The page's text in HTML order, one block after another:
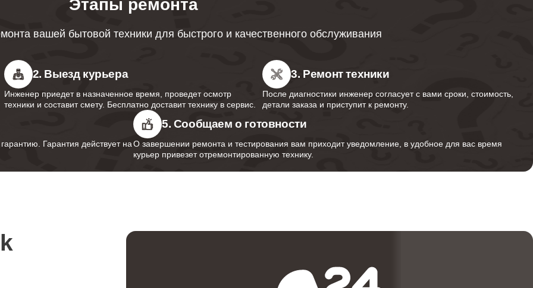
от 90 минут
600
от 120 минут
500
Этапы ремонта
вашей бытовой техники для быстрого и качественного обслуживания
2. Выезд курьера
Инженер приедет в назначенное время, проведет осмотр
техники и составит смету. Бесплатно доставит технику в сервис.
3. Ремонт техники
После диагностики инженер согласует с вами сроки, стоимость,
детали заказа и приступит к ремонту.
Гарантия действует на
5. Сообщаем о готовности
О завершении ремонта и тестирования вам приходит уведомление, в удобное для вас время
курьер привезет отремонтированную технику.